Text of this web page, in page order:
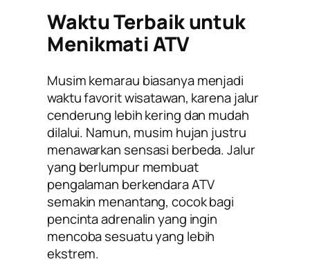
Waktu Terbaik untuk
Menikmati ATV
Musim kemarau biasanya menjadi
waktu favorit wisatawan, karena jalur
cenderung lebih kering dan mudah
dilalui. Namun, musim hujan justru
menawarkan sensasi berbeda. Jalur
yang berlumpur membuat
pengalaman berkendara ATV
semakin menantang, cocok bagi
pencinta adrenalin yang ingin
mencoba sesuatu yang lebih
ekstrem.